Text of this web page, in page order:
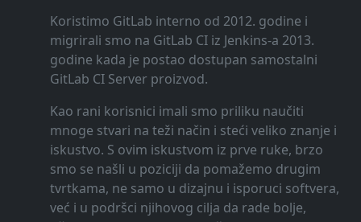
Koristimo GitLab interno od 2012. godine i
migrirali smo na GitLab CI iz Jenkins-a 2013.
godine kada je postao dostupan samostalni
GitLab CI Server proizvod.
Kao rani korisnici imali smo priliku naučiti
mnoge stvari na teži način i steći veliko znanje i
iskustvo. S ovim iskustvom iz prve ruke, brzo
smo se našli u poziciji da pomažemo drugim
tvrtkama, ne samo u dizajnu i isporuci softvera,
već i u podršci njihovog cilja da rade bolje,